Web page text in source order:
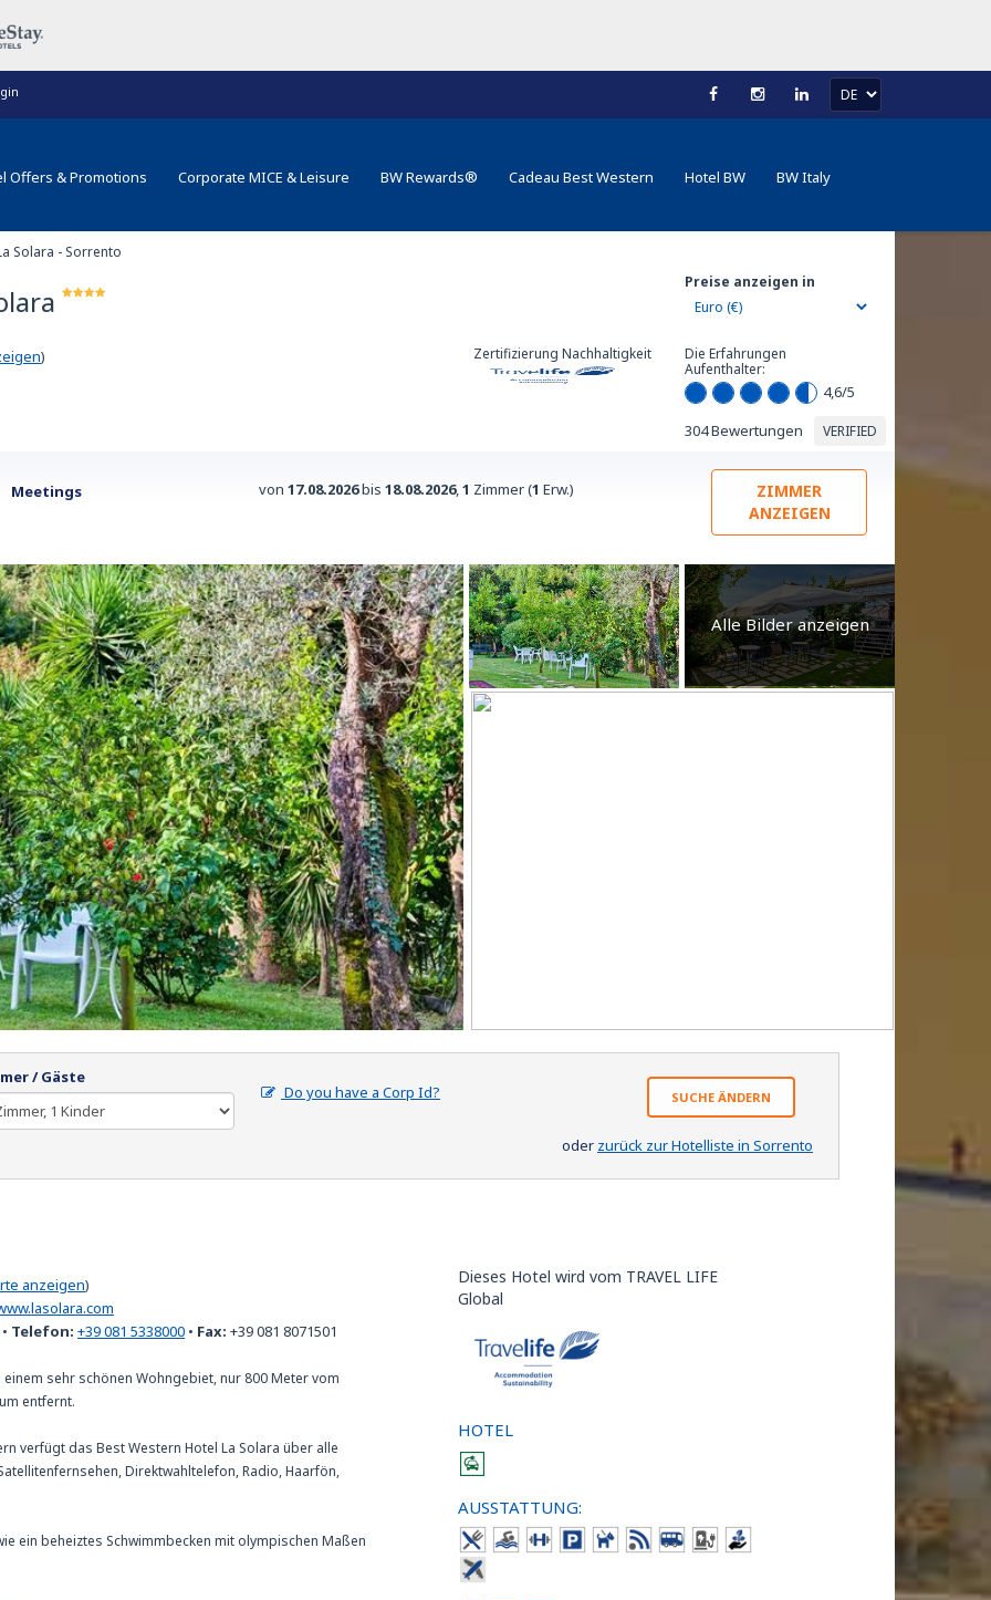
Offers & Promotions Corporate MICE & Leisure BW Rewards® Cadeau Best Western Hotel BW BW Italy
Solara - Sorrento
Preise anzeigen in
)
Zertifizierung Nachhaltigkeit
Die Erfahrungen
Aufenthalter:
4,6/5
304 Bewertungen
VERIFIED
Meetings von 17.08.2026bis 18.08.2026,1 Zimmer (1 Erw.)
ZIMMER
ANZEIGEN
Alle Bilder anzeigen
/ Gäste
Do you have a Corp Id? SUCHE ÄNDERN
oder zurück zur Hotelliste in Sorrento
anzeigen)
• Telefon: +39 081 5338000 • Fax: +39 081 8071501
sehr schönen Wohngebiet, nur 800 Meter vom
entfernt.
verfügt das Best Western Hotel La Solara über alle
Direktwahltelefon, Radio, Haarfön,
ein beheiztes Schwimmbecken mit olympischen Maßen
Dieses Hotel wird vom TRAVEL LIFE
Global
HOTEL
AUSSTATTUNG: